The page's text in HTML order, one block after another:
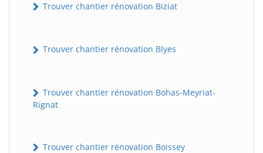
Trouver chantier rénovation Biziat
Trouver chantier rénovation Blyes
Trouver chantier rénovation Bohas-Meyriat-
Rignat
Trouver chantier rénovation Boissey